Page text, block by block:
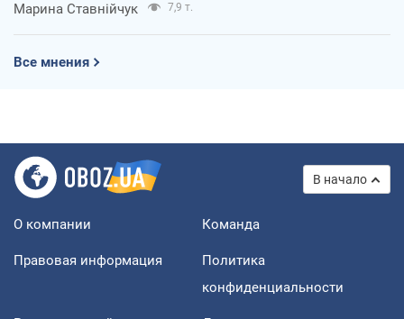
Марина Ставнійчук 7,9 т.
Все мнения
В начало
О компании Команда
Правовая информация
Политика
конфиденциальности